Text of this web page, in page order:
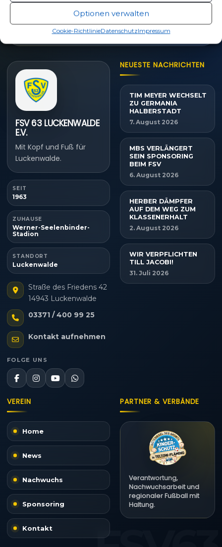
Optionen verwalten
Cookie-RichtlinieDatenschutzImpressum
PARTNER WERDEN
Sponsoring & Netzwerk
FSV 63 LUCKENWALDE
E.V.
Mit Kopf und Fuß für
Luckenwalde.
SEIT
1963
ZUHAUSE
Werner-Seelenbinder-
Stadion
STANDORT
Luckenwalde
Straße des Friedens 42
14943 Luckenwalde
03371 / 400 99 25
Kontakt aufnehmen
FOLGE UNS
NEUESTE NACHRICHTEN
TIM MEYER WECHSELT
ZU GERMANIA
HALBERSTADT
7. August 2026
MBS VERLÄNGERT
SEIN SPONSORING
BEIM FSV
6. August 2026
HERBER DÄMPFER
AUF DEM WEG ZUM
KLASSENERHALT
2. August 2026
WIR VERPFLICHTEN
TILL JACOBI!
31. Juli 2026
VEREIN
Home
News
Nachwuchs
Sponsoring
Kontakt
PARTNER & VERBÄNDE
Verantwortung,
Nachwuchsarbeit und
regionaler Fußball mit
Haltung.